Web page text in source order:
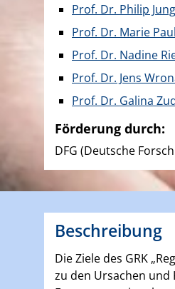
Prof. Dr. Philip Jung
Prof. Dr. Marie Paul
Prof. Dr. Nadine
Prof. Dr. Jens
Prof. Dr. Galina
Förderung durch:
DFG (Deutsche
Beschreibung
Die Ziele des GRK
zu den Ursachen und